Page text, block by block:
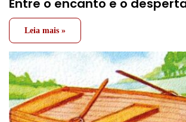
Entre o encanto e o
Leia mais »